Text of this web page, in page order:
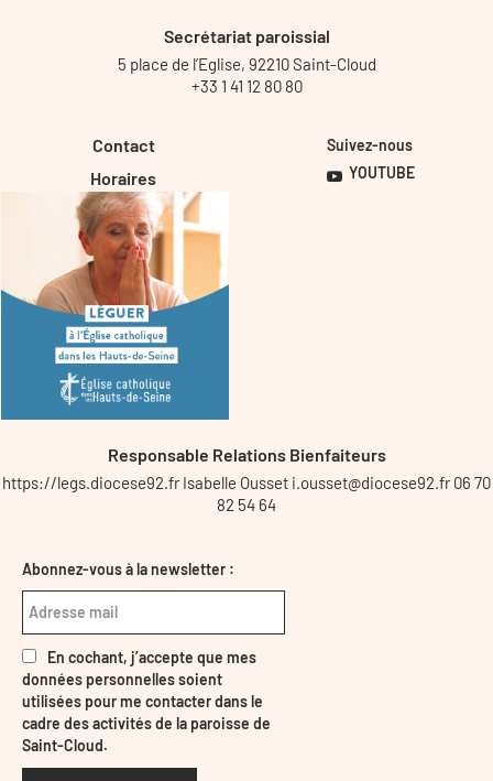
Secrétariat paroissial
5 place de l’Eglise, 92210 Saint-Cloud
+33 1 41 12 80 80
Contact
Horaires
Suivez-nous
YOUTUBE
Responsable Relations Bienfaiteurs
https://legs.diocese92.fr Isabelle Ousset i.ousset@diocese92.fr 06 70
82 54 64
Abonnez-vous à la newsletter :
En cochant, j’accepte que mes
données personnelles soient
utilisées pour me contacter dans le
cadre des activités de la paroisse de
Saint-Cloud.